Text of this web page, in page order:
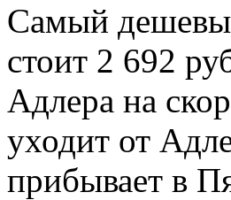
Самый
стоит 2 692
Адлера на
уходит от
прибывает в